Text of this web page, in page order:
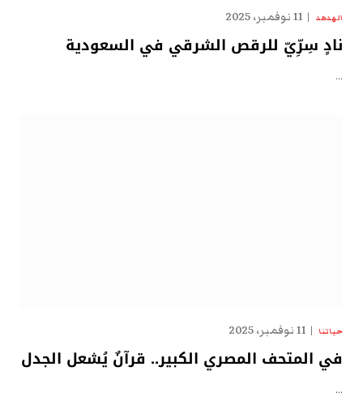
الهدهد 11 نوفمبر، 2025
نادٍ سِرِّيّ للرقص الشرقي في السعودية
…
حياتنا 11 نوفمبر، 2025
في المتحف المصري الكبير.. قرآنٌ يُشعل الجدل
…